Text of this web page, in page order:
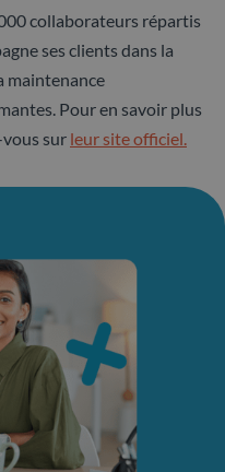
collaborateurs répartis
ses clients dans la
maintenance
Pour en savoir plus
sur leur site officiel.